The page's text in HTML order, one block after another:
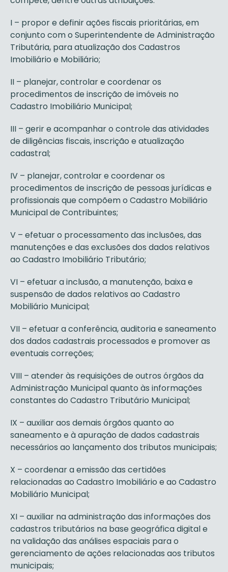
I – propor e definir ações fiscais prioritárias, em
conjunto com o Superintendente de Administração
Tributária, para atualização dos Cadastros
Imobiliário e Mobiliário;
II – planejar, controlar e coordenar os
procedimentos de inscrição de imóveis no
Cadastro Imobiliário Municipal;
III – gerir e acompanhar o controle das atividades
de diligências fiscais, inscrição e atualização
cadastral;
IV – planejar, controlar e coordenar os
procedimentos de inscrição de pessoas jurídicas e
profissionais que compõem o Cadastro Mobiliário
Municipal de Contribuintes;
V – efetuar o processamento das inclusões, das
manutenções e das exclusões dos dados relativos
ao Cadastro Imobiliário Tributário;
VI – efetuar a inclusão, a manutenção, baixa e
suspensão de dados relativos ao Cadastro
Mobiliário Municipal;
VII – efetuar a conferência, auditoria e saneamento
dos dados cadastrais processados e promover as
eventuais correções;
VIII – atender às requisições de outros órgãos da
Administração Municipal quanto às informações
constantes do Cadastro Tributário Municipal;
IX – auxiliar aos demais órgãos quanto ao
saneamento e à apuração de dados cadastrais
necessários ao lançamento dos tributos municipais;
X – coordenar a emissão das certidões
relacionadas ao Cadastro Imobiliário e ao Cadastro
Mobiliário Municipal;
XI – auxiliar na administração das informações dos
cadastros tributários na base geográfica digital e
na validação das análises espaciais para o
gerenciamento de ações relacionadas aos tributos
municipais;